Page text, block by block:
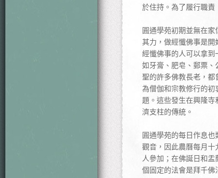
於住持。為了履行職
圓通學苑初期並無在
其力，做經懺佛事是
經懺佛事的人可以拿
如牙膏、肥皂、郵票
聖的許多佛教長老，
為僧伽和宗教修行的
題。這些發生在興隆
濟支柱的傳統。
圓通學苑的每日作息
觀音，因此農曆每月
人參加；在佛誕日和
個固定的法會是拜千